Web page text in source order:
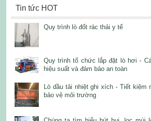
Tin tức HOT
Quy trình lò đốt rác thải y tế
Quy trình tổ chức lắp đặt lò hơi -
hiệu suất và đảm bảo an toàn
Lò dầu tải nhiệt ghi xích - Tiết kiệm
bảo vệ môi trường